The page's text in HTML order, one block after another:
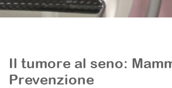
Il tumore al seno:
Prevenzione